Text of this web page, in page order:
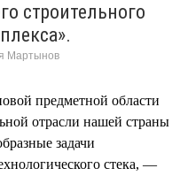
строительного
Мартынов
предметной области
отрасли нашей страны
задачи
стека, —